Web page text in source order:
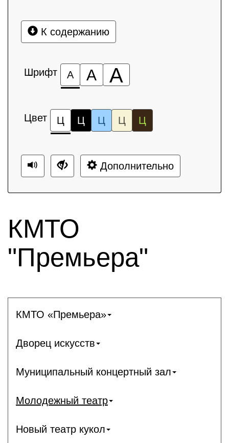
К содержанию
Шрифт А А А
Цвет Ц Ц Ц Ц Ц
Дополнительно
КМТО
"Премьера"
КМТО «Премьера»
Дворец искусств
Муниципальный концертный зал
Молодежный театр
Новый театр кукол